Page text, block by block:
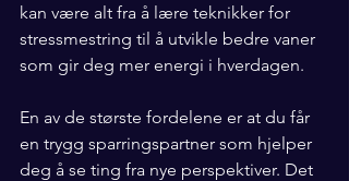
kan være alt fra å lære teknikker for
stressmestring til å utvikle bedre vaner
som gir deg mer energi i hverdagen.
En av de største fordelene er at du får
en trygg sparringspartner som hjelper
deg å se ting fra nye perspektiver. Det